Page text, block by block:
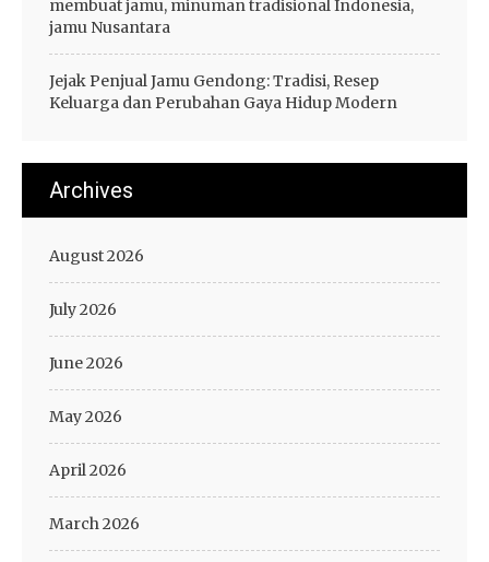
membuat jamu, minuman tradisional Indonesia,
jamu Nusantara
Jejak Penjual Jamu Gendong: Tradisi, Resep
Keluarga dan Perubahan Gaya Hidup Modern
Archives
August 2026
July 2026
June 2026
May 2026
April 2026
March 2026